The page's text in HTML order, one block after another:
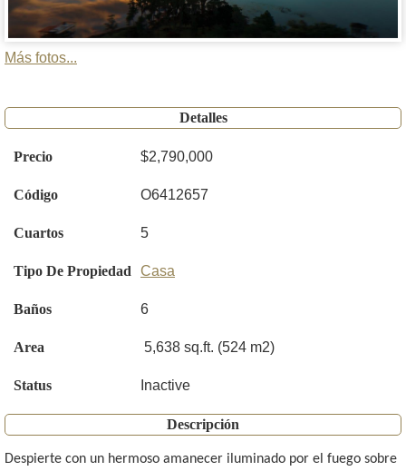
Más fotos...
Detalles
Precio $2,790,000
Código O6412657
Cuartos 5
Tipo De Propiedad Casa
Baños 6
Area 5,638 sq.ft. (524 m2)
Status Inactive
Descripción
Despierte con un hermoso amanecer iluminado por el fuego sobre